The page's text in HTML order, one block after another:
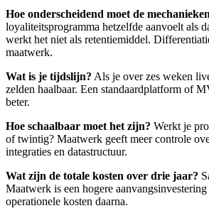
Hoe onderscheidend moet de
loyaliteitsprogramma hetzelfde aanvoelt als
werkt het niet als retentiemiddel.
maatwerk.
Wat is je tijdslijn? Als je over zes weken
zelden haalbaar. Een standaardplatform of
beter.
Hoe schaalbaar moet het zijn? Werkt je
of twintig? Maatwerk geeft meer controle
integraties en datastructuur.
Wat zijn de totale kosten over drie jaar?
Maatwerk is een hogere
operationele kosten daarna.